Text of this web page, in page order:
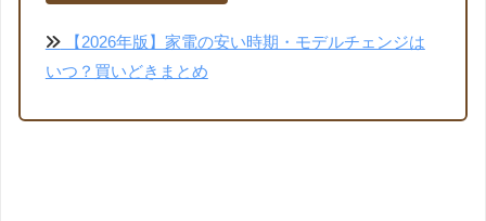
【2026年版】家電の安い時期・モデルチェンジは
いつ？買いどきまとめ